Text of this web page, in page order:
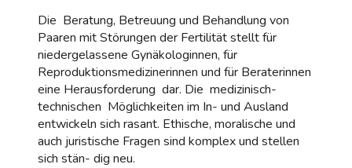
Die Beratung, Betreuung und Behandlung von
Paaren mit Störungen der Fertilität stellt für
niedergelassene Gynäkologinnen, für
Reproduktionsmedizinerinnen und für Beraterinnen
eine Herausforderung dar. Die medizinisch-
technischen Möglichkeiten im In- und Ausland
entwickeln sich rasant. Ethische, moralische und
auch juristische Fragen sind komplex und stellen
sich stän- dig neu.